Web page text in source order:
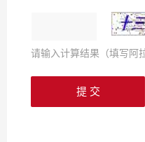
请输入计算结果（填写阿